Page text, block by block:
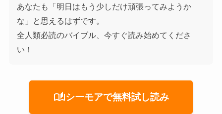
あなたも「明日はもう少しだけ頑張ってみようか
な」と思えるはずです。
全人類必読のバイブル、今すぐ読み始めてくださ
い！
auto_storiesシーモアで無料試し読み